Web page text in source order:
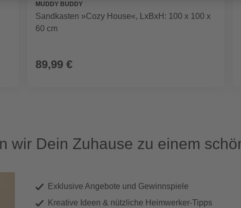
MUDDY BUDDY
Sandkasten »Cozy House«, LxBxH: 100 x 100 x
60 cm
89,99 €
wir Dein Zuhause zu einem
Exklusive Angebote und Gewinnspiele
Kreative Ideen & nützliche Heimwerker-Tipps